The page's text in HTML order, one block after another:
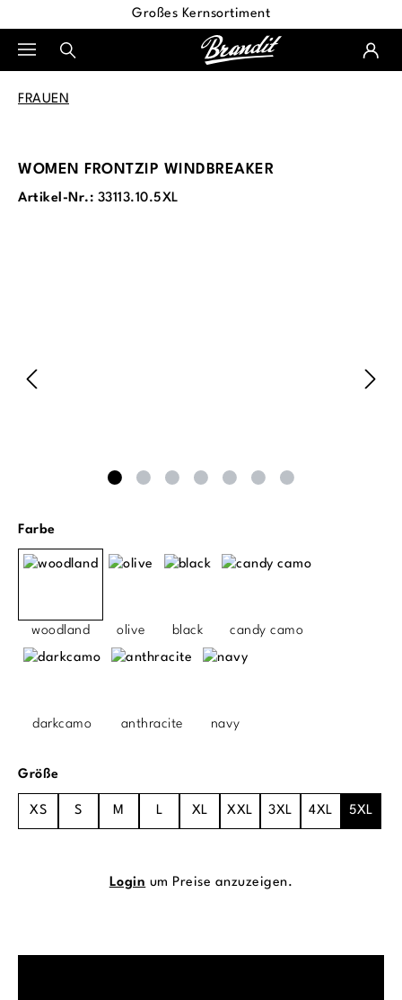
Großes Kernsortiment
FRAUEN
WOMEN FRONTZIP WINDBREAKER
Artikel-Nr.: 33113.10.5XL
Farbeauswählen
woodland olive black candy camo
darkcamo anthracite navy
Größeauswählen
XS S M L XL XXL 3XL 4XL 5XL
Login um Preise anzuzeigen.